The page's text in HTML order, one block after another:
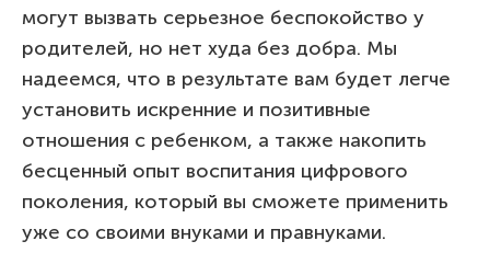
могут вызвать серьезное беспокойство у
родителей, но нет худа без добра. Мы
надеемся, что в результате вам будет легче
установить искренние и позитивные
отношения с ребенком, а также накопить
бесценный опыт воспитания цифрового
поколения, который вы сможете применить
уже со своими внуками и правнуками.